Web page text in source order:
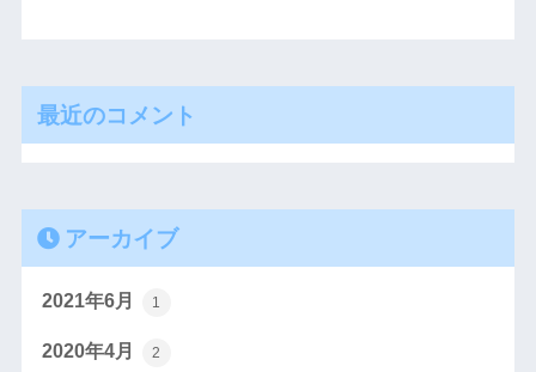
最近のコメント
アーカイブ
2021年6月 1
2020年4月 2